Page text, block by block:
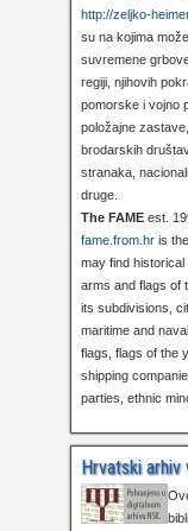
http://zeljko-
su na kojima
suvremene
regiji, njihovih
pomorske i vojno
položajne
brodarskih
stranaka,
druge.
The FAMEest.
fame.from.hris
may find
arms and flags of
its subdivisions,
maritime and
flags, flags of the
shipping
parties, ethnic
Hrvatski arhiv